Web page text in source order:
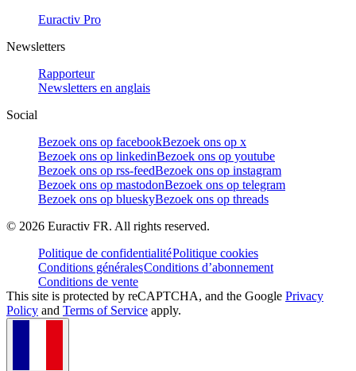
Euractiv Pro
Newsletters
Rapporteur
Newsletters en anglais
Social
Bezoek ons op facebookBezoek ons op x
Bezoek ons op linkedinBezoek ons op youtube
Bezoek ons op rss-feedBezoek ons op instagram
Bezoek ons op mastodonBezoek ons op telegram
Bezoek ons op blueskyBezoek ons op threads
© 2026 Euractiv FR. All rights reserved.
Politique de confidentialitéPolitique cookies
Conditions généralesConditions d’abonnement
Conditions de vente
This site is protected by reCAPTCHA, and the Google Privacy
Policy and Terms of Service apply.